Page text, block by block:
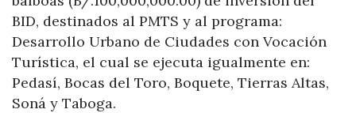
BID, destinados al PMTS y al programa:
Desarrollo Urbano de Ciudades con Vocación
Turística, el cual se ejecuta igualmente en:
Pedasí, Bocas del Toro, Boquete, Tierras Altas,
Soná y Taboga.